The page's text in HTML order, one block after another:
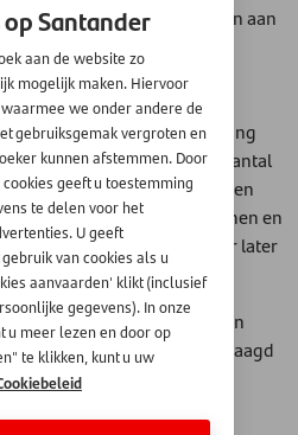
lenen, er zijn voorwaarden aan
U moet bijvoorbeeld in
inkomen beschikken,
lening vóór een bepaalde
Nederlandse bankrekening
kijkt daarnaast naar een aantal
die de hoogte van het te lenen
de hoogte van uw inkomen en
zijn - maar daarover later
gegevens kunt aantonen en
bij u opgevraagd
Santander
aan de website zo
mogelijk maken. Hiervoor
we onder andere de
gebruiksgemak vergroten en
kunnen afstemmen. Door
geeft u toestemming
te delen voor het
U geeft
van cookies als u
aanvaarden' klikt (inclusief
gegevens). In onze
u meer lezen en door op
te klikken, kunt u uw